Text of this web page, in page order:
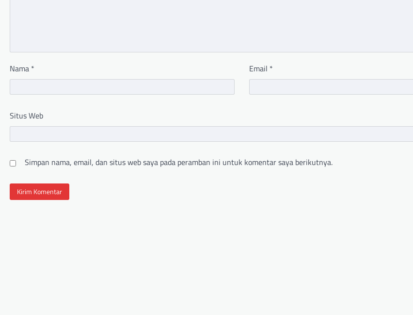
Nama * Email *
Situs Web
Simpan nama, email, dan situs web saya pada peramban ini untuk komentar saya berikutnya.